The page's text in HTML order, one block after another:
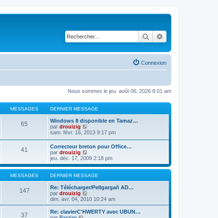
Rechercher
Connexion
Nous sommes le jeu. août 06, 2026 8:01 am
MESSAGES DERNIER MESSAGE
65
Windows 8 disponible en Tamaz…
par drouizig
o
u
l
t
e
r
l
d
e
r
n
i
sam. févr. 16, 2013 9:17 pm
41
Correcteur breton pour Office…
par drouizig
o
n
s
u
l
t
r
l
e
jeu. déc. 17, 2009 2:18 pm
MESSAGES DERNIER MESSAGE
147
Re: Télécharger/Pellgargañ AD…
par drouizig
o
n
s
dim. avr. 04, 2010 10:24 am
37
Re: clavierC'HWERTY avec UBUN…